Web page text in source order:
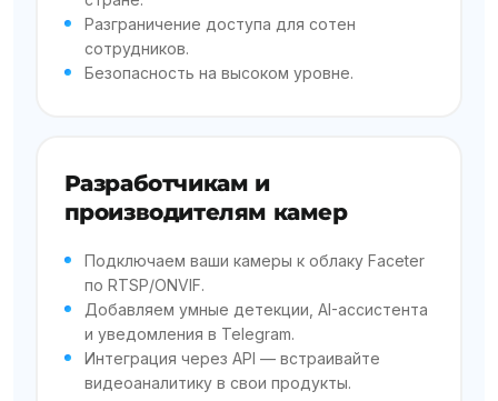
Разграничение доступа для сотен
сотрудников.
Безопасность на высоком уровне.
Разработчикам и
производителям камер
Подключаем ваши камеры к облаку Faceter
по RTSP/ONVIF.
Добавляем умные детекции, AI-ассистента
и уведомления в Telegram.
Интеграция через API — встраивайте
видеоаналитику в свои продукты.